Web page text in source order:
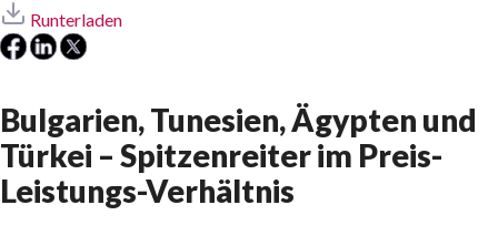
Runterladen
Bulgarien, Tunesien, Ägypten und
Türkei – Spitzenreiter im Preis-
Leistungs-Verhältnis